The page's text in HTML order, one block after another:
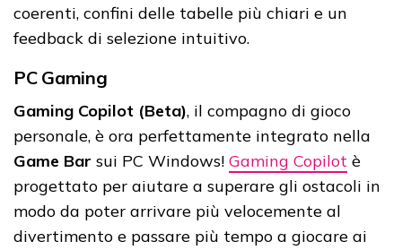
coerenti, confini delle tabelle più chiari e un
feedback di selezione intuitivo.
PC Gaming
Gaming Copilot (Beta), il compagno di gioco
personale, è ora perfettamente integrato nella
Game Bar sui PC Windows! Gaming Copilot è
progettato per aiutare a superare gli ostacoli in
modo da poter arrivare più velocemente al
divertimento e passare più tempo a giocare ai